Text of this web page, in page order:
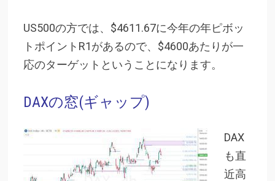
US500の方では、$4611.67に今年の年ピボッ
トポイントR1があるので、$4600あたりが一
応のターゲットということになります。
DAXの窓(ギャップ)
DAX
も直
近高